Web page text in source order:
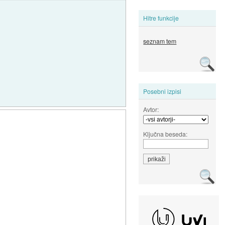
Hitre funkcije
seznam tem
Posebni izpisi
Avtor:
Ključna beseda: